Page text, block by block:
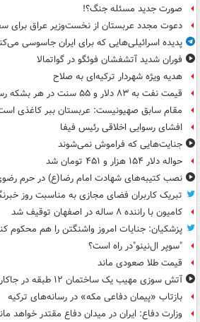
صورت جدید مسئله جنگ؟!
دعوت مجدد عربستان از نخست‌وزیر عراق برای
پدیده اسرائیلی‌هایی که برای ایران جاسوسی
فوران شدید آتشفشان فوئگو در گواتمالا
هدیه ویژه شهردار ترکیه‌ای به صلاح
قیمت نفت به ۸۳ دلار و ۵۵ سنت در هر بشکه رسید
مقام سابق صهیونیست: عربستان ببر کاغذی
افشای رسوایی اخلاقی رئیس فیفا
جنایت‌هایی که فراموش نمی‌شوند
حواله دلار ۱۵۴ هزار و ۴۵۱ تومان شد
نصب کتیبه‌های شهادت امام رضا(ع) در حرم
تبریک کاربران فضای مجازی به مناسبت روز
کامیون با راننده ۸ ساله در اصفهان توقیف شد
پزشکیان: جنایات امروز واشنگتن را هم محکوم
"سوپر ال‌نینو"در راه است؟
قیمت طلا صعودی ماند
آتش سوزی مهیب یک ساختمان ۱۲ طبقه در جاکارتا
بازتاب «پیمان دفاعی مکه» در رسانه‌های ترکیه
وزارت دفاع: ایران در میدان دفاع مقتدر خواهد